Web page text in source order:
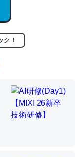
conceptualization
は回収されないけ
すればするほど分
ク！